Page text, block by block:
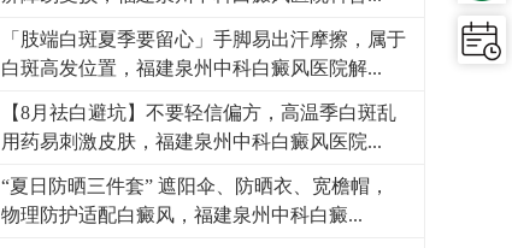
「肢端白斑夏季要留心」手脚易出汗摩擦，属于
白斑高发位置，福建泉州中科白癜风医院解...
【8月祛白避坑】不要轻信偏方，高温季白斑乱
用药易刺激皮肤，福建泉州中科白癜风医院...
“夏日防晒三件套” 遮阳伞、防晒衣、宽檐帽，
物理防护适配白癜风，福建泉州中科白癜...